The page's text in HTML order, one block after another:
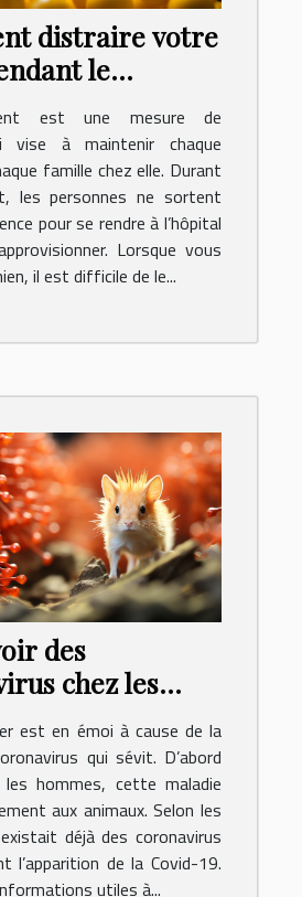
distraire votre
le
?
est une mesure de
vise à maintenir chaque
famille chez elle. Durant
les personnes ne sortent
pour se rendre à l’hôpital
Lorsque vous
il est difficile de le...
des
chez les
est en émoi à cause de la
qui sévit. D’abord
les hommes, cette maladie
aux animaux. Selon les
déjà des coronavirus
l’apparition de la Covid-19.
utiles à...